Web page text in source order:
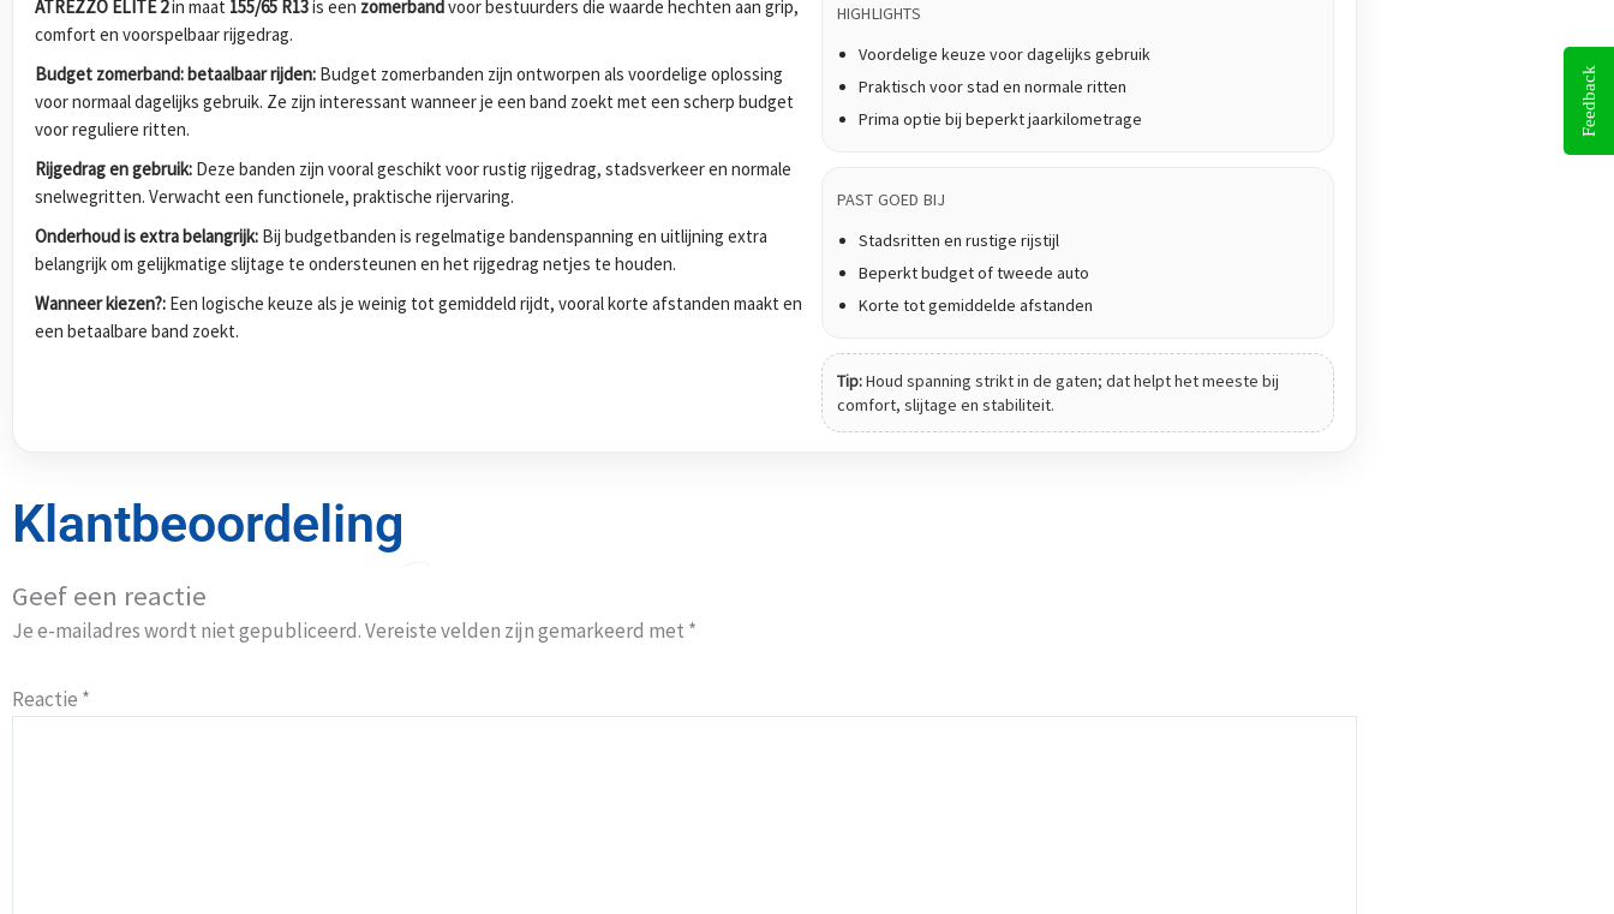
ATREZZO ELITE 2in maat 155/65 R13is een zomerbandvoor bestuurders die waarde hechten aan grip,
comfort en voorspelbaar rijgedrag.
Budget zomerband: betaalbaar rijden: Budget zomerbanden zijn ontworpen als voordelige oplossing
voor normaal dagelijks gebruik. Ze zijn interessant wanneer je een band zoekt met een scherp budget
voor reguliere ritten.
Rijgedrag en gebruik: Deze banden zijn vooral geschikt voor rustig rijgedrag, stadsverkeer en normale
snelwegritten. Verwacht een functionele, praktische rijervaring.
Onderhoud is extra belangrijk: Bij budgetbanden is regelmatige bandenspanning en uitlijning extra
belangrijk om gelijkmatige slijtage te ondersteunen en het rijgedrag netjes te houden.
Wanneer kiezen?: Een logische keuze als je weinig tot gemiddeld rijdt, vooral korte afstanden maakt en
een betaalbare band zoekt.
HIGHLIGHTS
Voordelige keuze voor dagelijks gebruik
Praktisch voor stad en normale ritten
Prima optie bij beperkt jaarkilometrage
PAST GOED BIJ
Stadsritten en rustige rijstijl
Beperkt budget of tweede auto
Korte tot gemiddelde afstanden
Tip:Houd spanning strikt in de gaten; dat helpt het meeste bij
comfort, slijtage en stabiliteit.
Klantbeoordeling
Geef een reactie
Je e-mailadres wordt niet gepubliceerd.Vereiste velden zijn gemarkeerd met *
Reactie *
Feedback